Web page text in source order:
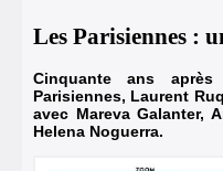
Les Parisiennes :
Cinquante ans
Parisiennes, Laurent
avec Mareva Galanter,
Helena Noguerra.